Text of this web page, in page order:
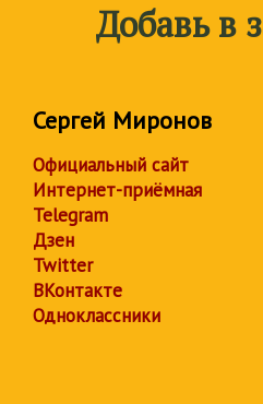
Добавь в
Сергей Миронов
Официальный сайт
Интернет-приёмная
Telegram
Дзен
Twitter
ВКонтакте
Одноклассники